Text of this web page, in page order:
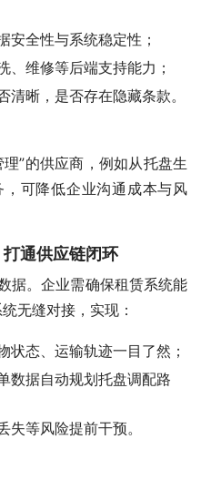
安全性与系统稳定性；
、维修等后端支持能力；
清晰，是否存在隐藏条款。
”的供应商，例如从托盘生
可降低企业沟通成本与风
通供应链闭环
据。企业需确保租赁系统能
无缝对接，实现：
状态、运输轨迹一目了然；
数据自动规划托盘调配路
失等风险提前干预。